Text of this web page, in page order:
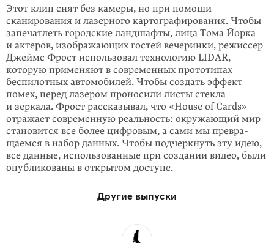
Этот клип снят без камеры, но при по­­мощи
сканирования и лазерного карто­графирова­ния. Чтобы
запечатлеть городские ландшаф­ты, лица Тома Йорка
и актеров, изображаю­щих гостей вечеринки, режиссер
Джеймс Фрост исполь­зовал технологию LIDAR,
которую применяют в современных прототипах
беспилотных автомо­билей. Чтобы создать эффект
помех, перед лазером проносили листы стекла
и зеркала. Фрост рассказывал, что «House of Cards»
отражает современную реальность: окружаю­щий мир
становится все более цифро­вым, а сами мы превра­
щаемся в набор данных. Чтобы подчерк­нуть эту идею,
все данные, использованные при создании видео, были
опублико­ваны в открытом доступе.
Другие выпуски